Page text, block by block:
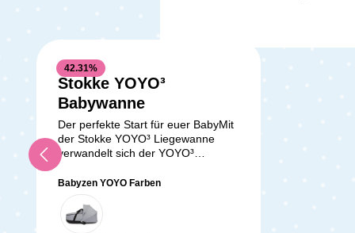
42.31%
Stokke YOYO³
Babywanne
Der perfekte Start für euer BabyMit
der Stokke YOYO³ Liegewanne
verwandelt sich der YOYO³
Kinderwagen in einen vollwertigen
Begleiter für dein Neugeborenes ab
dem ersten Tag. Die Liegewanne
bietet nicht nur ultimativen Komfort,
sondern auch höchste Sicherheit,
Babyzen YOYO Farben